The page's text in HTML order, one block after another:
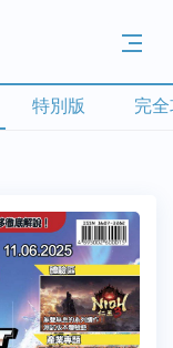
特別版 完